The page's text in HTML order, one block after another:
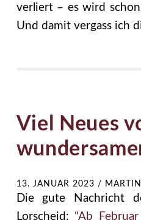
verliert – es wird
Und damit vergass ich
Viel Neues
13. JANUAR 2023 /
Die gute Nachricht
Lorscheid: “Ab